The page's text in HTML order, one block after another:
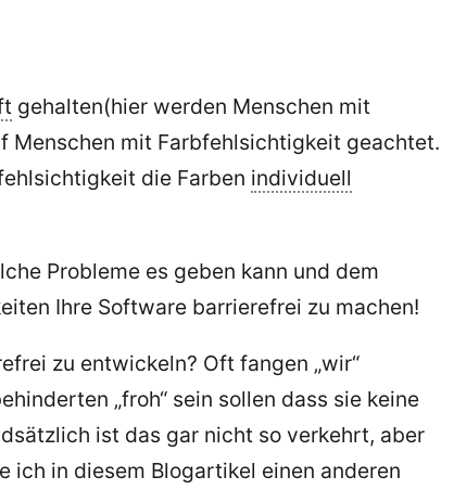
gehalten(hier werden Menschen mit
mit Farbfehlsichtigkeit geachtet.
die Farben individuell
Probleme es geben kann und dem
Ihre Software barrierefrei zu machen!
zu entwickeln? Oft fangen „wir“
„froh“ sein sollen dass sie keine
ist das gar nicht so verkehrt, aber
ich in diesem Blogartikel einen anderen